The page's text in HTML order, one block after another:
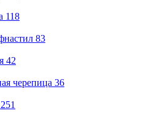
118
83
42
черепица 36
251